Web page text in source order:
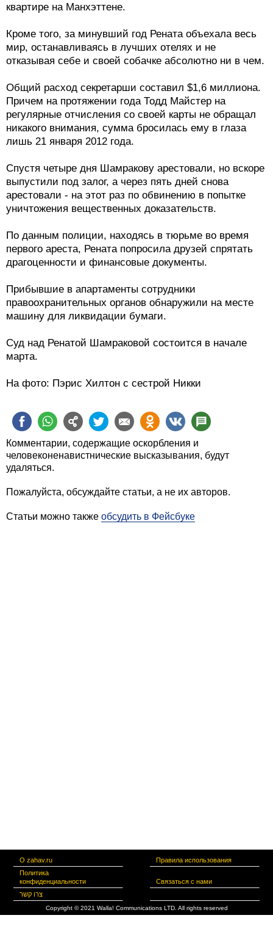
квартире на Манхэттене.
Кроме того, за минувший год Рената объехала весь
мир, останавливаясь в лучших отелях и не
отказывая себе и своей собачке абсолютно ни в чем.
Общий расход секретарши составил $1,6 миллиона.
Причем на протяжении года Тодд Майстер на
регулярные отчисления со своей карты не обращал
никакого внимания, сумма бросилась ему в глаза
лишь 21 января 2012 года.
Спустя четыре дня Шамракову арестовали, но вскоре
выпустили под залог, а через пять дней снова
арестовали - на этот раз по обвинению в попытке
уничтожения вещественных доказательств.
По данным полиции, находясь в тюрьме во время
первого ареста, Рената попросила друзей спрятать
драгоценности и финансовые документы.
Прибывшие в апартаменты сотрудники
правоохранительных органов обнаружили на месте
машину для ликвидации бумаги.
Суд над Ренатой Шамраковой состоится в начале
марта.
На фото: Пэрис Хилтон с сестрой Никки
Комментарии, содержащие оскорбления и
человеконенавистнические высказывания, будут
удаляться.
Пожалуйста, обсуждайте статьи, а не их авторов.
Статьи можно также обсудить в Фейсбуке
О zahav.ru
Правила использования
Политика
конфиденциальности
Связаться с нами
צרו קשר
Copyright © 2021 Walla! Communications LTD. All rights reserved